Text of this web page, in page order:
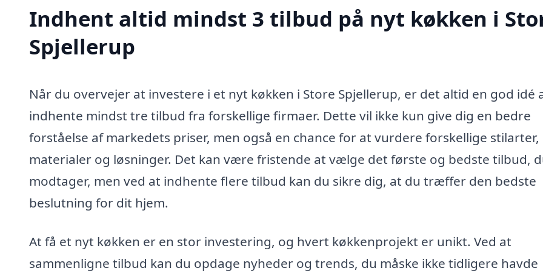
Indhent altid mindst 3 tilbud på nyt køkken i
Spjellerup
Når du overvejer at investere i et nyt køkken i Store Spjellerup, er det altid en god idé
indhente mindst tre tilbud fra forskellige firmaer. Dette vil ikke kun give dig en bedre
forståelse af markedets priser, men også en chance for at vurdere forskellige stilarter,
materialer og løsninger. Det kan være fristende at vælge det første og bedste tilbud,
modtager, men ved at indhente flere tilbud kan du sikre dig, at du træffer den bedste
beslutning for dit hjem.
At få et nyt køkken er en stor investering, og hvert køkkenprojekt er unikt. Ved at
sammenligne tilbud kan du opdage nyheder og trends, du måske ikke tidligere havde